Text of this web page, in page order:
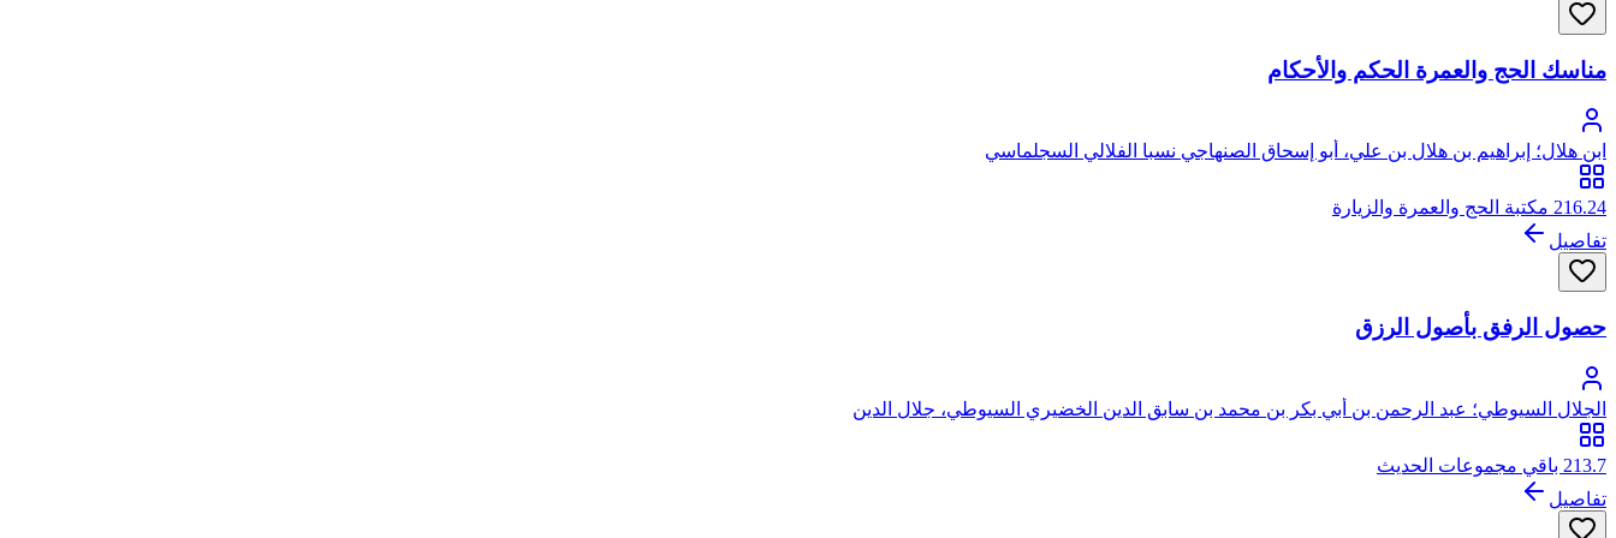
مناسك الحج والعمرة الحكم والأحكام
ابن هلال؛ إبراهيم بن هلال بن علي، أبو إسحاق الصنهاجي نسبا الفلالي السجلماسي
216.24 مكتبة الحج والعمرة والزيارة
تفاصيل
حصول الرفق بأصول الرزق
الجلال السيوطي؛ عبد الرحمن بن أبي بكر بن محمد بن سابق الدين الخضيري السيوطي، جلال الدين
213.7 باقي مجموعات الحديث
تفاصيل